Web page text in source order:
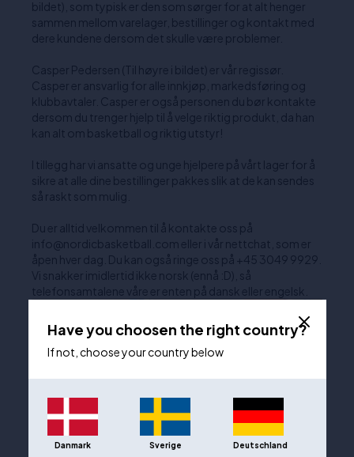
bildet), som typisk er den som sørger for at alt henger
sammen mellom varelager, bestillinger og kontakt med
dere kundene dersom det skulle være problemer.
Casper Pedersen (Til høyre i bildet) er vår regissør.
Casper er ansvarlig for alle innkjøp, markedsføring og
klubbavtaler. Casper er også personen du bør kontakte
dersom du trenger hjelp til å velge riktig produkt, da han
kan alt om basketball og riktig utstyr!
I tillegg har vi ansatte og unge hjelpere på vårt lager for å
sikre at alle dine bestillinger pakkes slik at de kan sendes
så raskt som mulig.
Du er alltid velkommen til å kontakte oss på
info@nordicbasketball.com eller i vår nettchat, som er
åpen hver dag. Du kan også ringe oss på +45 3049 9929.
Vi snakker imidlertid ikke norsk (ennå :D), så
telefonsamtalene våre er enten på dansk eller engelsk.
Have you choosen the right country?
If not, choose your country below
Danmark Sverige Deutschland